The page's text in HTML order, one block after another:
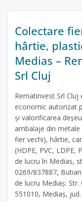
Colectare
hârtie,
Medias –
Srl Cluj
Rematinvest Srl
economic autorizat
și valorificarea
ambalaje din
fier vechi), hârtie,
(HDPE, PVC, LDPE,
de lucru în Medias,
0269/837887,
de lucru Mediaș: Str.
551010, Mediaș,